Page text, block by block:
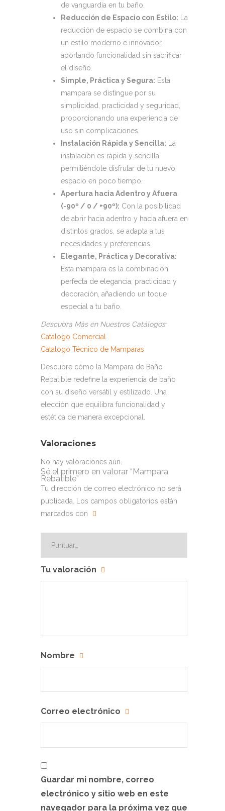
de vanguardia en tu baño.
Reducción de Espacio con Estilo: La
reducción de espacio se combina con
un estilo moderno e innovador,
aportando funcionalidad sin sacrificar
el diseño.
Simple, Práctica y Segura: Esta
mampara se distingue por su
simplicidad, practicidad y seguridad,
proporcionando una experiencia de
uso sin complicaciones.
Instalación Rápida y Sencilla: La
instalación es rápida y sencilla,
permitiéndote disfrutar de tu nuevo
espacio en poco tiempo.
Apertura hacia Adentro y Afuera
(-90º / 0 / +90º): Con la posibilidad
de abrir hacia adentro y hacia afuera en
distintos grados, se adapta a tus
necesidades y preferencias.
Elegante, Práctica y Decorativa:
Esta mampara es la combinación
perfecta de elegancia, practicidad y
decoración, añadiendo un toque
especial a tu baño.
Descubra Más en Nuestros Catálogos:
Catalogo Comercial
Catalogo Técnico de Mamparas
Descubre cómo la Mampara de Baño
Rebatible redefine la experiencia de baño
con su diseño versátil y estilizado. Una
elección que equilibra funcionalidad y
estética de manera excepcional.
Valoraciones
No hay valoraciones aún.
Sé el primero en valorar “Mampara
Rebatible”
Tu dirección de correo electrónico no será
publicada.
Los campos obligatorios están
marcados con
Tu valoración
Nombre
Correo electrónico
Guardar mi nombre, correo
electrónico y sitio web en este
navegador para la próxima vez que